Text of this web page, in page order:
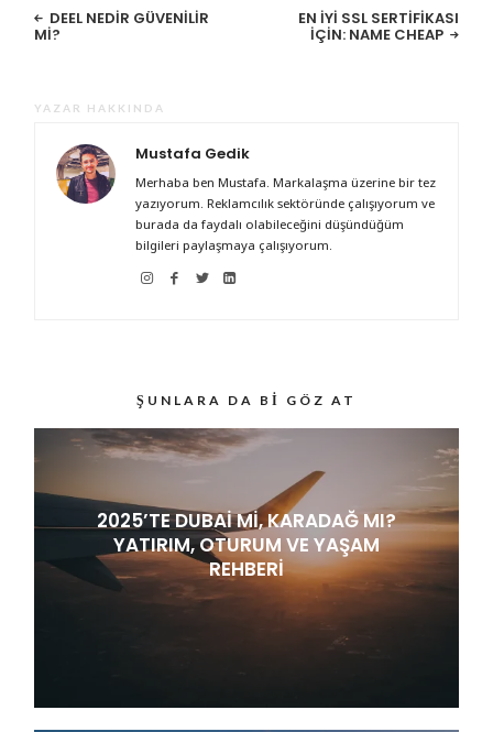
DEEL NEDIR GÜVENILIR
MI?
EN İYI SSL SERTIFIKASI
İÇIN: NAME CHEAP
YAZAR HAKKINDA
Mustafa Gedik
Merhaba ben Mustafa. Markalaşma üzerine bir tez
yazıyorum. Reklamcılık sektöründe çalışıyorum ve
burada da faydalı olabileceğini düşündüğüm
bilgileri paylaşmaya çalışıyorum.
ŞUNLARA DA BI GÖZ AT
2025’TE DUBAI MI, KARADAĞ MI?
YATIRIM, OTURUM VE YAŞAM
REHBERI